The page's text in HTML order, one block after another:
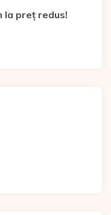
la preț redus!